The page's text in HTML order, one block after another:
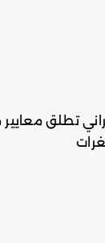
تطلق